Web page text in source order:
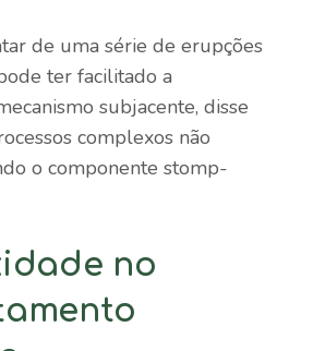
de uma série de erupções
ter facilitado a
subjacente, disse
complexos não
o componente stomp-
no